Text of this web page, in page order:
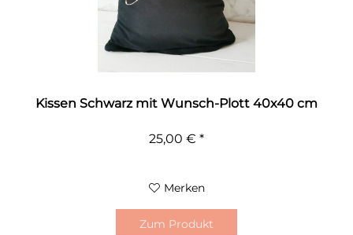
Kissen Schwarz mit Wunsch-Plott 40x40 cm
25,00 € *
Merken
Zum Produkt